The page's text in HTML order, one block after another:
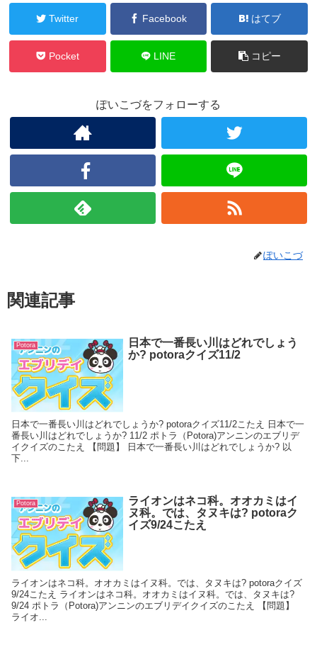
Twitter Facebook はてブ
Pocket LINE コピー
ぽいこづをフォローする
ぽいこづ
関連記事
Potora
日本で一番長い川はどれでしょう
か? potoraクイズ11/2
日本で一番長い川はどれでしょうか? potoraクイズ11/2こたえ 日本で一
番長い川はどれでしょうか? 11/2 ポトラ（Potora)アンニンのエブリデ
イクイズのこたえ 【問題】 日本で一番長い川はどれでしょうか? 以
下...
Potora
ライオンはネコ科。オオカミはイ
ヌ科。では、タヌキは? potoraク
イズ9/24こたえ
ライオンはネコ科。オオカミはイヌ科。では、タヌキは? potoraクイズ
9/24こたえ ライオンはネコ科。オオカミはイヌ科。では、タヌキは?
9/24 ポトラ（Potora)アンニンのエブリデイクイズのこたえ 【問題】
ライオ...